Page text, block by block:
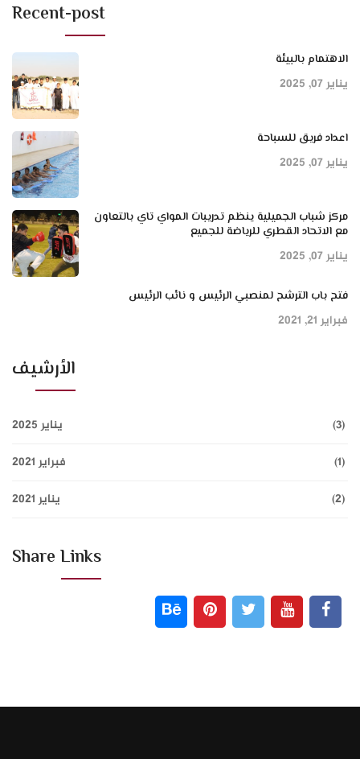
Recent-post
الاهتمام بالبيئة
يناير 07, 2025
اعداد فريق للسباحة
يناير 07, 2025
مركز شباب الجميلية ينظم تدريبات المواي تاي بالتعاون
مع الاتحاد القطري للرياضة للجميع
يناير 07, 2025
فتح باب الترشح لمنصبي الرئيس و نائب الرئيس
فبراير 21, 2021
الأرشيف
يناير 2025
(3)
فبراير 2021
(1)
يناير 2021
(2)
Share Links